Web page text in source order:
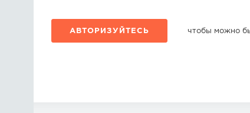
АВТОРИЗУЙТЕСЬ чтобы можно